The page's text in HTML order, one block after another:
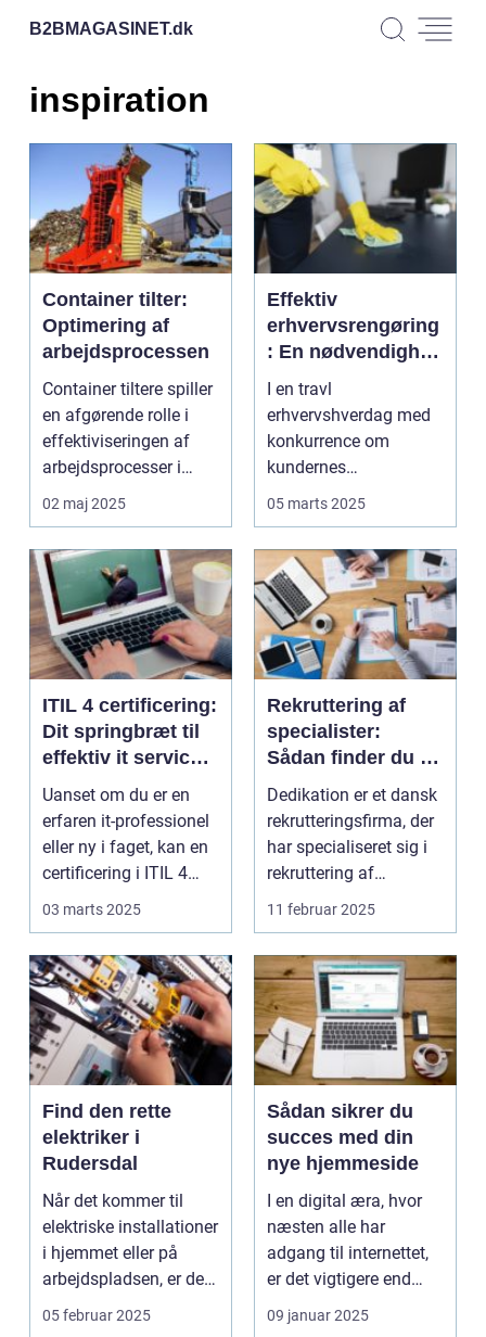
B2BMAGASINET.dk
inspiration
Container tilter:
Optimering af
arbejdsprocessen
Container tiltere spiller
en afgørende rolle i
effektiviseringen af
arbejdsprocesser i
genind...
02 maj 2025
Effektiv
erhvervsrengøring
: En nødvendighed
i det moderne
erhvervsliv
I en travl
erhvervshverdag med
konkurrence om
kundernes
opmærksomhed og
tilfred...
05 marts 2025
ITIL 4 certificering:
Dit springbræt til
effektiv it service
management
Uanset om du er en
erfaren it-professionel
eller ny i faget, kan en
certificering i ITIL 4
vær...
03 marts 2025
Rekruttering af
specialister:
Sådan finder du de
perfekte
kandidater til din
virksomhed
Dedikation er et dansk
rekrutteringsfirma, der
har specialiseret sig i
rekruttering af
specialister ...
11 februar 2025
Find den rette
elektriker i
Rudersdal
Når det kommer til
elektriske installationer
i hjemmet eller på
arbejdspladsen, er det
e...
05 februar 2025
Sådan sikrer du
succes med din
nye hjemmeside
I en digital æra, hvor
næsten alle har
adgang til internettet,
er det vigtigere end
noge...
09 januar 2025